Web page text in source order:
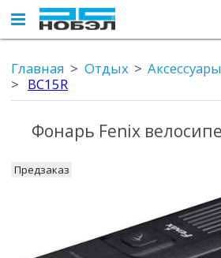
Главная Отдых
BC15R
Фонарь Fenix
Предзаказ